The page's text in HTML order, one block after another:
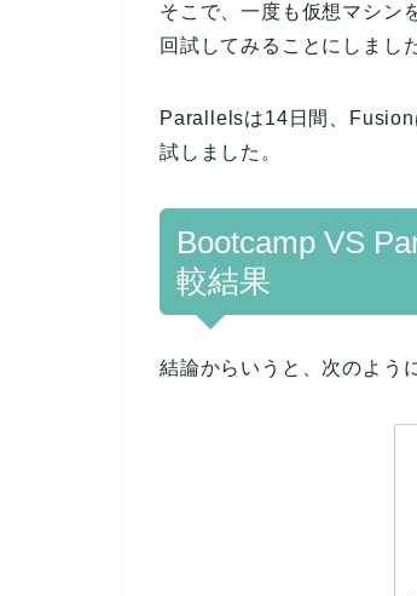
そこで、一度も仮想マシン
回試してみることにしまし
Parallelsは14日間、Fusion
試しました。
Bootcamp VS
較結果
結論からいうと、次のよう